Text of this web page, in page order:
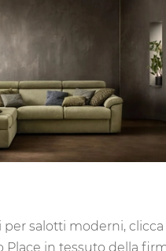
per salotti moderni,
Place in tessuto della